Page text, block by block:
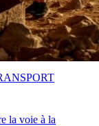
la voie à la